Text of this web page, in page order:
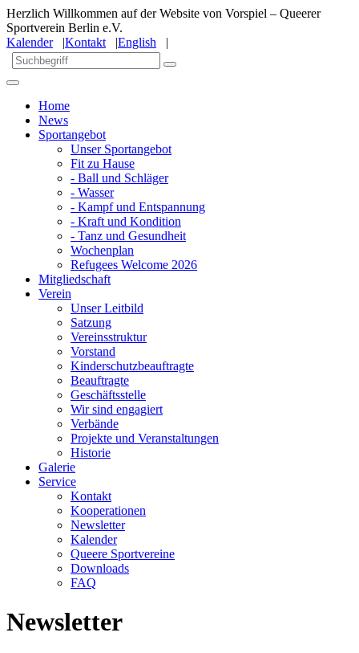
Herzlich Willkommen auf der Website von Vorspiel – Queerer
Sportverein Berlin e.V.
Kalender|Kontakt |English |
Home
News
Sportangebot
Unser Sportangebot
Fit zu Hause
- Ball und Schläger
- Wasser
- Kampf und Entspannung
- Kraft und Kondition
- Tanz und Gesundheit
Wochenplan
Refugees Welcome 2026
Mitgliedschaft
Verein
Unser Leitbild
Satzung
Vereinsstruktur
Vorstand
Kinderschutzbeauftragte
Beauftragte
Geschäftsstelle
Wir sind engagiert
Verbände
Projekte und Veranstaltungen
Historie
Galerie
Service
Kontakt
Kooperationen
Newsletter
Kalender
Queere Sportvereine
Downloads
FAQ
Newsletter